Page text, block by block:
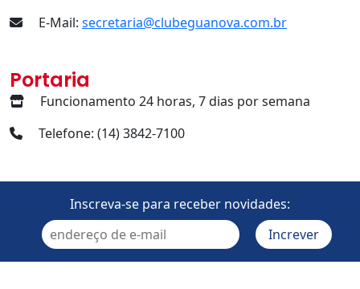
E-Mail: secretaria@clubeguanova.com.br
Portaria
Funcionamento 24 horas, 7 dias por semana
Telefone: (14) 3842-7100
Inscreva-se para receber novidades: